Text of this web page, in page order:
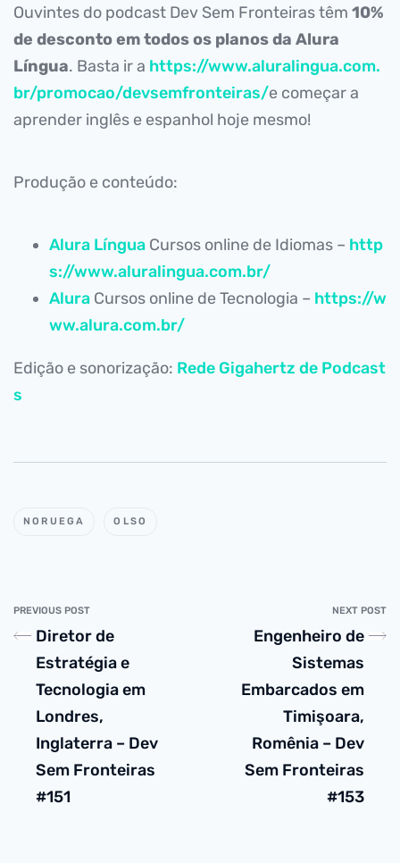
Ouvintes do podcast Dev Sem Fronteiras têm 10%
de desconto em todos os planos da Alura
Língua. Basta ir a https://www.aluralingua.com.
br/promocao/devsemfronteiras/e começar a
aprender inglês e espanhol hoje mesmo!
Produção e conteúdo:
Alura Língua Cursos online de Idiomas – http
s://www.aluralingua.com.br/
Alura Cursos online de Tecnologia – https://w
ww.alura.com.br/
Edição e sonorização: Rede Gigahertz de Podcast
s
NORUEGA OLSO
PREVIOUS POST
Diretor de
Estratégia e
Tecnologia em
Londres,
Inglaterra – Dev
Sem Fronteiras
#151
NEXT POST
Engenheiro de
Sistemas
Embarcados em
Timişoara,
Romênia – Dev
Sem Fronteiras
#153